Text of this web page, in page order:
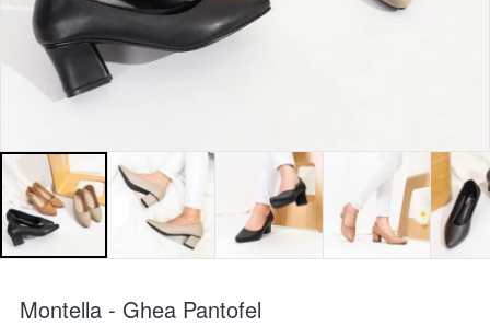
Montella - Ghea Pantofel